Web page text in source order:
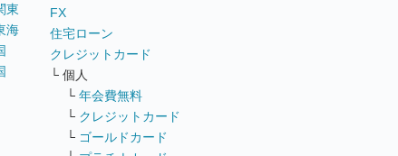
東
海
FX
住宅ローン
クレジットカード
└ 個人
└ 年会費無料
└ クレジットカード
└ ゴールドカード